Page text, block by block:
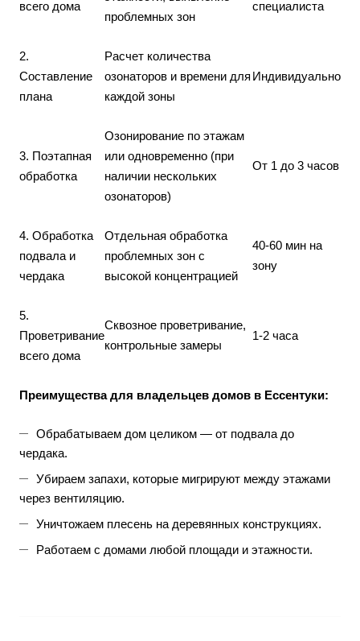
всего дома
проблемных зон
специалиста
2.
Составление
плана
Расчет количества
озонаторов и времени для
каждой зоны
Индивидуально
3. Поэтапная
обработка
Озонирование по этажам
или одновременно (при
наличии нескольких
озонаторов)
От 1 до 3 часов
4. Обработка
подвала и
чердака
Отдельная обработка
проблемных зон с
высокой концентрацией
40-60 мин на
зону
5.
Проветривание
всего дома
Сквозное проветривание,
контрольные замеры
1-2 часа
Преимущества для владельцев домов в Ессентуки:
Обрабатываем дом целиком — от подвала до
чердака.
Убираем запахи, которые мигрируют между этажами
через вентиляцию.
Уничтожаем плесень на деревянных конструкциях.
Работаем с домами любой площади и этажности.